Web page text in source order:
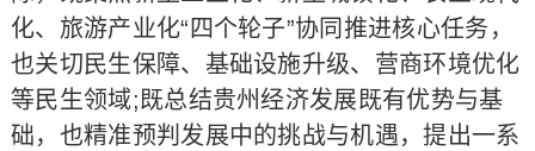
化、旅游产业化“四个轮子”协同推进核心任务，
也关切民生保障、基础设施升级、营商环境优化
等民生领域;既总结贵州经济发展既有优势与基
础，也精准预判发展中的挑战与机遇，提出一系